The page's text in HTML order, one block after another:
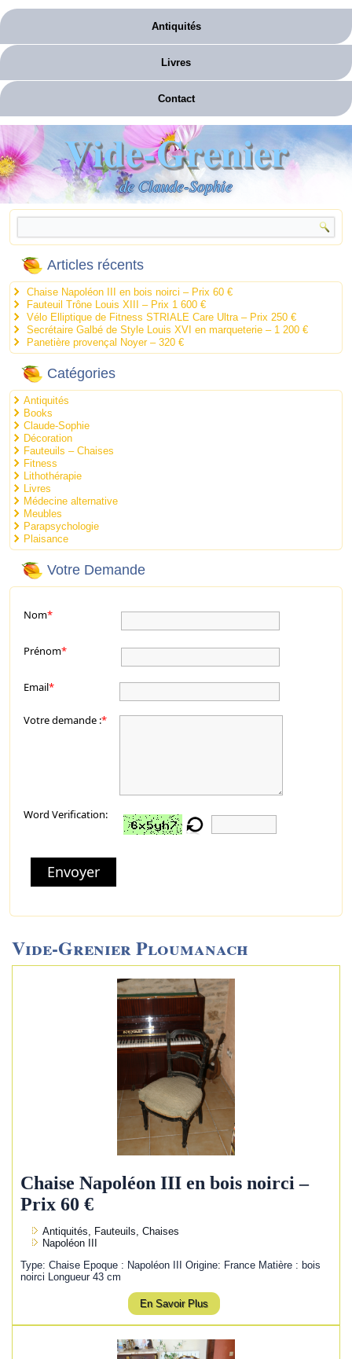
Antiquités
Livres
Contact
Vide-Grenier
de Claude-Sophie
Articles récents
Chaise Napoléon III en bois noirci – Prix 60 €
Fauteuil Trône Louis XIII – Prix 1 600 €
Vélo Elliptique de Fitness STRIALE Care Ultra – Prix 250 €
Secrétaire Galbé de Style Louis XVI en marqueterie – 1 200 €
Panetière provençal Noyer – 320 €
Catégories
Antiquités
Books
Claude-Sophie
Décoration
Fauteuils – Chaises
Fitness
Lithothérapie
Livres
Médecine alternative
Meubles
Parapsychologie
Plaisance
Votre Demande
Nom*
Prénom*
Email*
Votre demande :*
Word Verification:
Envoyer
Vide-Grenier Ploumanach
Chaise Napoléon III en bois noirci –
Prix 60 €
Antiquités, Fauteuils, Chaises
Napoléon III
Type: Chaise Epoque : Napoléon III Origine: France Matière : bois
noirci Longueur 43 cm
En Savoir Plus